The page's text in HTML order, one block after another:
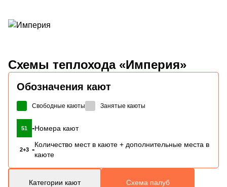
Схемы теплохода «Империя»
Обозначения кают
Свободные каюты Занятые каюты
51 -Номера кают
2+3 -
Количество мест в каюте + дополнительные места в
каюте
Категории кают Схема палуб